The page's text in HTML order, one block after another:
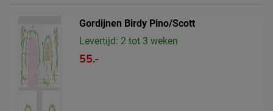
Gordijnen Birdy Pino/Scott
Levertijd: 2 tot 3 weken
55.-